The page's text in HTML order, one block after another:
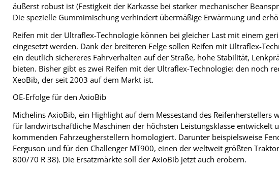
äußerst robust ist (Festigkeit der Karkasse bei starker mechanischer
Die spezielle Gummimischung verhindert übermäßige Erwärmung und
Reifen mit der Ultraflex-Technologie können bei gleicher Last mit einem
eingesetzt werden. Dank der breiteren Felge sollen Reifen mit Ultraflex-
ein deutlich sichereres Fahrverhalten auf der Straße, hohe Stabilität,
bieten. Bisher gibt es zwei Reifen mit der Ultraflex-Technologie: den noch
XeoBib, der seit 2003 auf dem Markt ist.
OE-Erfolge für den AxioBib
Michelins AxioBib, ein Highlight auf dem Messestand des Reifenherstellers
für landwirtschaftliche Maschinen der höchsten Leistungsklasse entwickelt
kommenden Fahrzeugherstellern homologiert. Darunter beispielsweise
Ferguson und für den Challenger MT900, einen der weltweit größten
800/70 R 38). Die Ersatzmärkte soll der AxioBib jetzt auch erobern.